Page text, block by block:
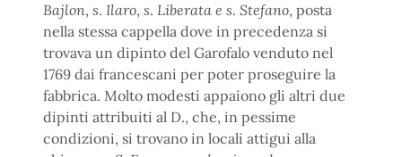
Bajlon, s. Ilaro, s. Liberata e s. Stefano, posta
nella stessa cappella dove in precedenza si
trovava un dipinto del Garofalo venduto nel
1769 dai francescani per poter proseguire la
fabbrica. Molto modesti appaiono gli altri due
dipinti attribuiti al D., che, in pessime
condizioni, si trovano in locali attigui alla